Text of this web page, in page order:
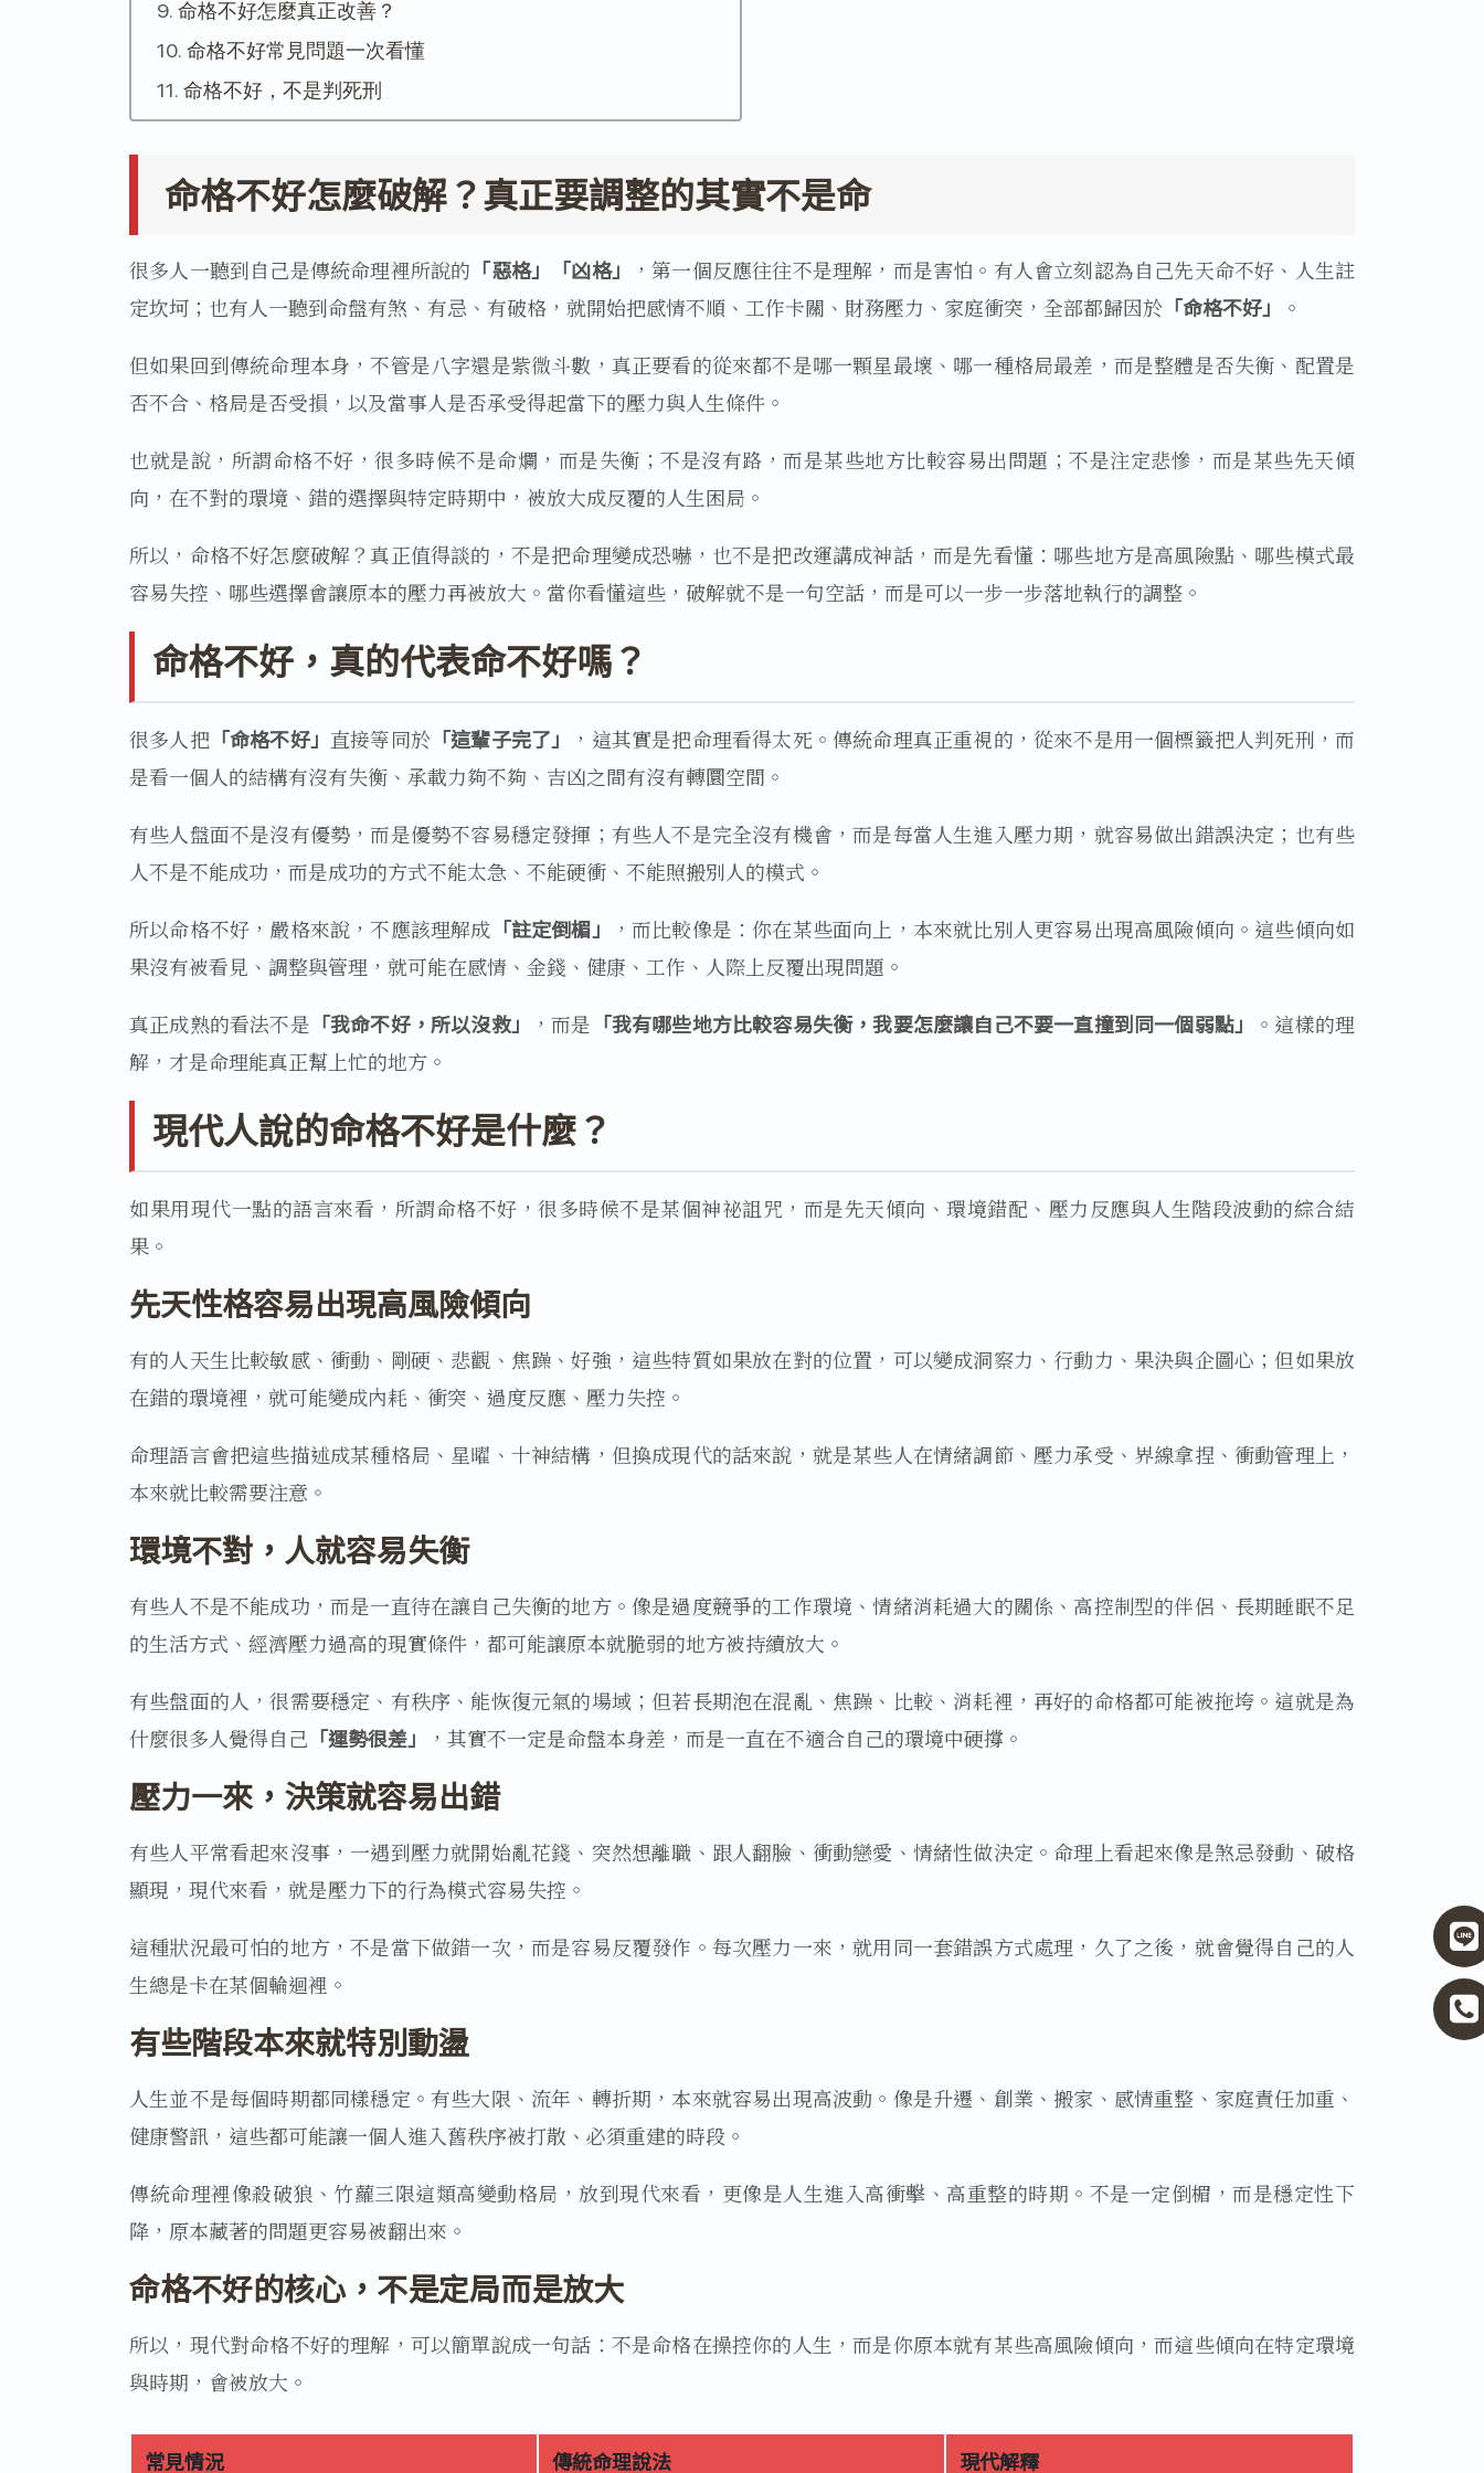
命格不好怎麼真正改善？
命格不好常見問題一次看懂
命格不好，不是判死刑
命格不好怎麼破解？真正要調整的其實不是命
很多人一聽到自己是傳統命理裡所說的 「惡格」「凶格」
，第一個反應往往不是理解，而是害怕。有人會立刻認為自己先天命不好、人生註
定坎坷；也有人一聽到命盤有煞、有忌、有破格，就開始把感情不順、工作卡關、財務壓力、家庭衝突，全部都歸因於 「命格不好」
。
但如果回到傳統命理本身，不管是八字還是紫微斗數，真正要看的從來都不是哪一顆星最壞、哪一種格局最差，而是整體是否失衡、配置是
否不合、格局是否受損，以及當事人是否承受得起當下的壓力與人生條件。
也就是說，所謂命格不好，很多時候不是命爛，而是失衡；不是沒有路，而是某些地方比較容易出問題；不是注定悲慘，而是某些先天傾
向，在不對的環境、錯的選擇與特定時期中，被放大成反覆的人生困局。
所以，命格不好怎麼破解？真正值得談的，不是把命理變成恐嚇，也不是把改運講成神話，而是先看懂：哪些地方是高風險點、哪些模式最
容易失控、哪些選擇會讓原本的壓力再被放大。當你看懂這些，破解就不是一句空話，而是可以一步一步落地執行的調整。
命格不好，真的代表命不好嗎？
很多人把 「命格不好」 直接等同於 「這輩子完了」
，這其實是把命理看得太死。傳統命理真正重視的，從來不是用一個標籤把人判死刑，而
是看一個人的結構有沒有失衡、承載力夠不夠、吉凶之間有沒有轉圜空間。
有些人盤面不是沒有優勢，而是優勢不容易穩定發揮；有些人不是完全沒有機會，而是每當人生進入壓力期，就容易做出錯誤決定；也有些
人不是不能成功，而是成功的方式不能太急、不能硬衝、不能照搬別人的模式。
所以命格不好，嚴格來說，不應該理解成 「註定倒楣」
，而比較像是：你在某些面向上，本來就比別人更容易出現高風險傾向。這些傾向如
果沒有被看見、調整與管理，就可能在感情、金錢、健康、工作、人際上反覆出現問題。
真正成熟的看法不是 「我命不好，所以沒救」 ，而是 「我有哪些地方比較容易失衡，我要怎麼讓自己不要一直撞到同一個弱點」
。這樣的理
解，才是命理能真正幫上忙的地方。
現代人說的命格不好是什麼？
如果用現代一點的語言來看，所謂命格不好，很多時候不是某個神祕詛咒，而是先天傾向、環境錯配、壓力反應與人生階段波動的綜合結
果。
先天性格容易出現高風險傾向
有的人天生比較敏感、衝動、剛硬、悲觀、焦躁、好強，這些特質如果放在對的位置，可以變成洞察力、行動力、果決與企圖心；但如果放
在錯的環境裡，就可能變成內耗、衝突、過度反應、壓力失控。
命理語言會把這些描述成某種格局、星曜、十神結構，但換成現代的話來說，就是某些人在情緒調節、壓力承受、界線拿捏、衝動管理上，
本來就比較需要注意。
環境不對，人就容易失衡
有些人不是不能成功，而是一直待在讓自己失衡的地方。像是過度競爭的工作環境、情緒消耗過大的關係、高控制型的伴侶、長期睡眠不足
的生活方式、經濟壓力過高的現實條件，都可能讓原本就脆弱的地方被持續放大。
有些盤面的人，很需要穩定、有秩序、能恢復元氣的場域；但若長期泡在混亂、焦躁、比較、消耗裡，再好的命格都可能被拖垮。這就是為
什麼很多人覺得自己 「運勢很差」 ，其實不一定是命盤本身差，而是一直在不適合自己的環境中硬撐。
壓力一來，決策就容易出錯
有些人平常看起來沒事，一遇到壓力就開始亂花錢、突然想離職、跟人翻臉、衝動戀愛、情緒性做決定。命理上看起來像是煞忌發動、破格
顯現，現代來看，就是壓力下的行為模式容易失控。
這種狀況最可怕的地方，不是當下做錯一次，而是容易反覆發作。每次壓力一來，就用同一套錯誤方式處理，久了之後，就會覺得自己的人
生總是卡在某個輪迴裡。
有些階段本來就特別動盪
人生並不是每個時期都同樣穩定。有些大限、流年、轉折期，本來就容易出現高波動。像是升遷、創業、搬家、感情重整、家庭責任加重、
健康警訊，這些都可能讓一個人進入舊秩序被打散、必須重建的時段。
傳統命理裡像殺破狼、竹蘿三限這類高變動格局，放到現代來看，更像是人生進入高衝擊、高重整的時期。不是一定倒楣，而是穩定性下
降，原本藏著的問題更容易被翻出來。
命格不好的核心，不是定局而是放大
所以，現代對命格不好的理解，可以簡單說成一句話：不是命格在操控你的人生，而是你原本就有某些高風險傾向，而這些傾向在特定環境
與時期，會被放大。
常見情況 傳統命理說法 現代解釋